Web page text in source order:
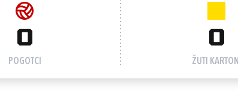
0
POGOTCI
0
ŽUTI KARTONI